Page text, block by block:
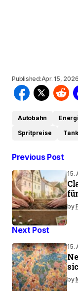
Published:Apr. 15, 2026
Autobahn
Spritpreise
Previous Post
15.
by
Next Post
15.
by